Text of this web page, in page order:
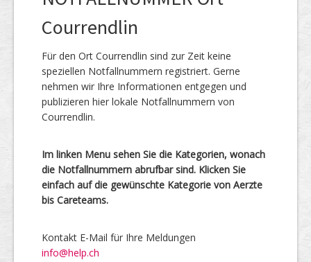
Courrendlin
Für den Ort Courrendlin sind zur Zeit keine
speziellen Notfallnummern registriert. Gerne
nehmen wir Ihre Informationen entgegen und
publizieren hier lokale Notfallnummern von
Courrendlin.
Im linken Menu sehen Sie die Kategorien, wonach
die Notfallnummern abrufbar sind. Klicken Sie
einfach auf die gewünschte Kategorie von Aerzte
bis Careteams.
Kontakt E-Mail für Ihre Meldungen
info@help.ch